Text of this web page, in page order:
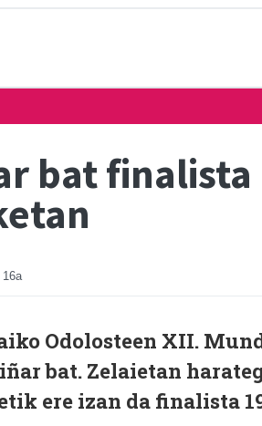
bat
16a
Odolosteen XII.
bat. Zelaietan
ere izan da finalista